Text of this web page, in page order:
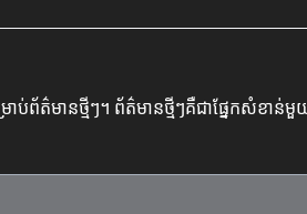
ប់ព័ត៌មានថ្មីៗ។ ព័ត៌មានថ្មីៗគឺជាផ្នែកសំខា